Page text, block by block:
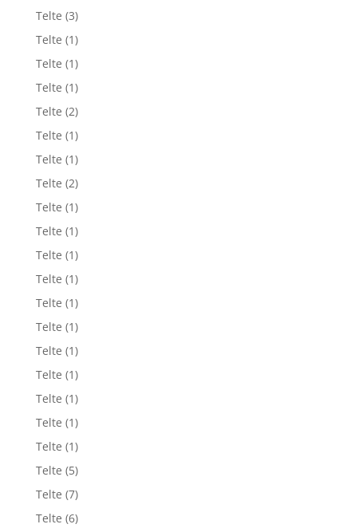
Telte (3)
Telte (1)
Telte (1)
Telte (1)
Telte (2)
Telte (1)
Telte (1)
Telte (2)
Telte (1)
Telte (1)
Telte (1)
Telte (1)
Telte (1)
Telte (1)
Telte (1)
Telte (1)
Telte (1)
Telte (1)
Telte (1)
Telte (5)
Telte (7)
Telte (6)